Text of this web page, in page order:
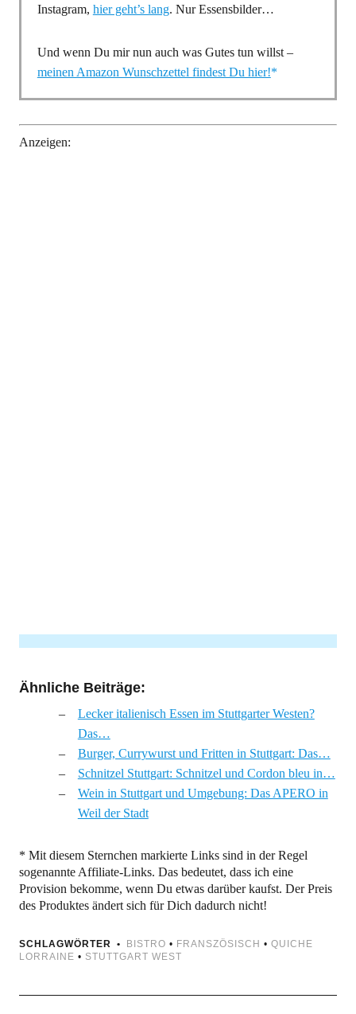
Instagram, hier geht’s lang. Nur Essensbilder…
Und wenn Du mir nun auch was Gutes tun willst –
meinen Amazon Wunschzettel findest Du hier!
Anzeigen:
Ähnliche Beiträge:
Lecker italienisch Essen im Stuttgarter Westen?
Das…
Burger, Currywurst und Fritten in Stuttgart: Das…
Schnitzel Stuttgart: Schnitzel und Cordon bleu in…
Wein in Stuttgart und Umgebung: Das APERO in
Weil der Stadt
* Mit diesem Sternchen markierte Links sind in der Regel
sogenannte Affiliate-Links. Das bedeutet, dass ich eine
Provision bekomme, wenn Du etwas darüber kaufst. Der Preis
des Produktes ändert sich für Dich dadurch nicht!
SCHLAGWÖRTER BISTRO • FRANSZÖSISCH • QUICHE
LORRAINE • STUTTGART WEST